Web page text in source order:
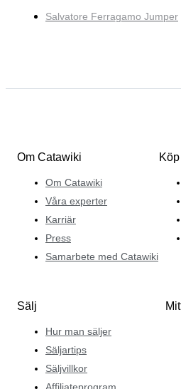
Salvatore Ferragamo Jumper
Om Catawiki
Om Catawiki
Våra experter
Karriär
Press
Samarbete med Catawiki
Köp
Sälj
Hur man säljer
Säljartips
Säljvillkor